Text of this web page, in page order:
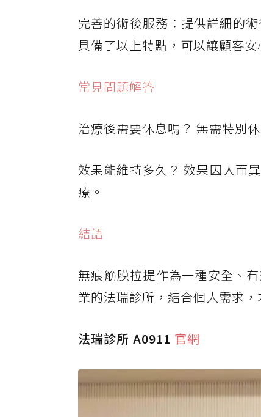
完善的術後服務：提供詳細的
具備了以上特點，可以讓顧客安
常見問題解答
治療後需要休息嗎？ 無需特別
效果能維持多久？ 效果因人而
療。
結語
無痕筋膜拉提作為一種安全、
業的法瑞診所，結合個人需求
法瑞診所 A0911 官網